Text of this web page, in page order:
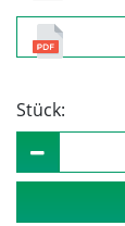
Stück: